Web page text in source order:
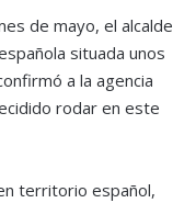
de mayo, el alcalde
situada unos
a la agencia
rodar en este
territorio español,